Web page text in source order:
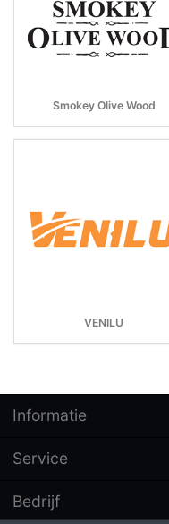
Smokey Olive Wood
VENILU
Informatie
Service
Bedrijf